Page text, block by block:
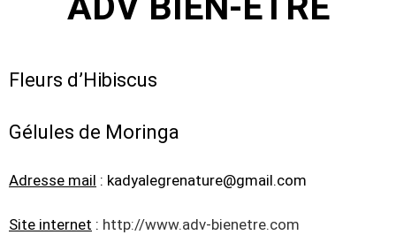
Fleurs d’Hibiscus
Gélules de Moringa
Adresse mail : kadyalegrenature@gmail.com
Site internet : http://www.adv-bienetre.com